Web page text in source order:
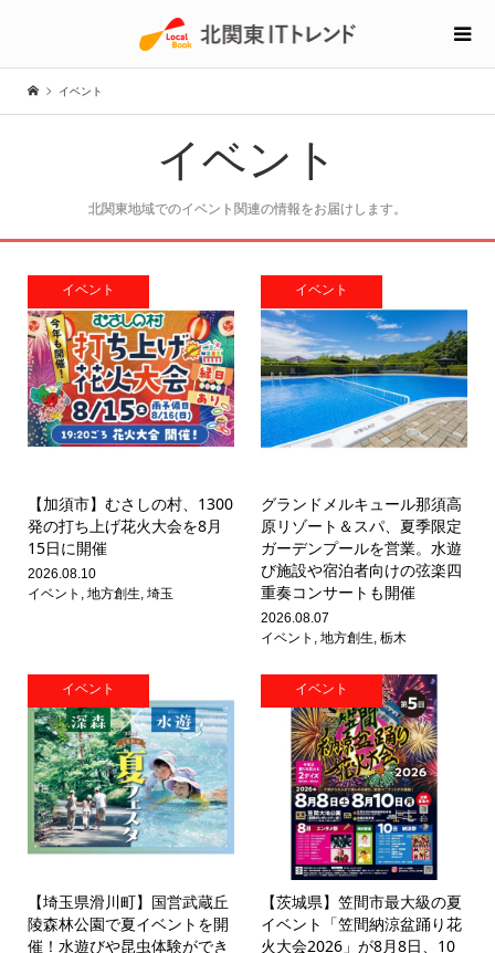
イベント
イベント
北関東地域でのイベント関連の情報をお届けします。
イベント
【加須市】むさしの村、1300
発の打ち上げ花火大会を8月
15日に開催
2026.08.10
イベント
地方創生 埼玉
イベント
グランドメルキュール那須高
原リゾート＆スパ、夏季限定
ガーデンプールを営業。水遊
び施設や宿泊者向けの弦楽四
重奏コンサートも開催
2026.08.07
イベント
,地方創生 ,栃木
イベント
【埼玉県滑川町】国営武蔵丘
陵森林公園で夏イベントを開
催！水遊びや昆虫体験ができ
イベント
【茨城県】笠間市最大級の夏
イベント「笠間納涼盆踊り花
火大会2026」が8月8日、10